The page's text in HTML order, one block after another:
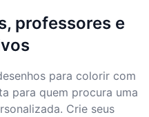
professores e
para colorir com
para quem procura uma
Crie seus